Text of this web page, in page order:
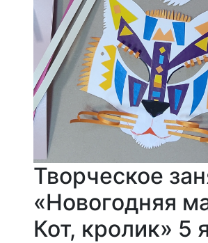
Творческое
«Новогодняя
Кот, кролик» 5